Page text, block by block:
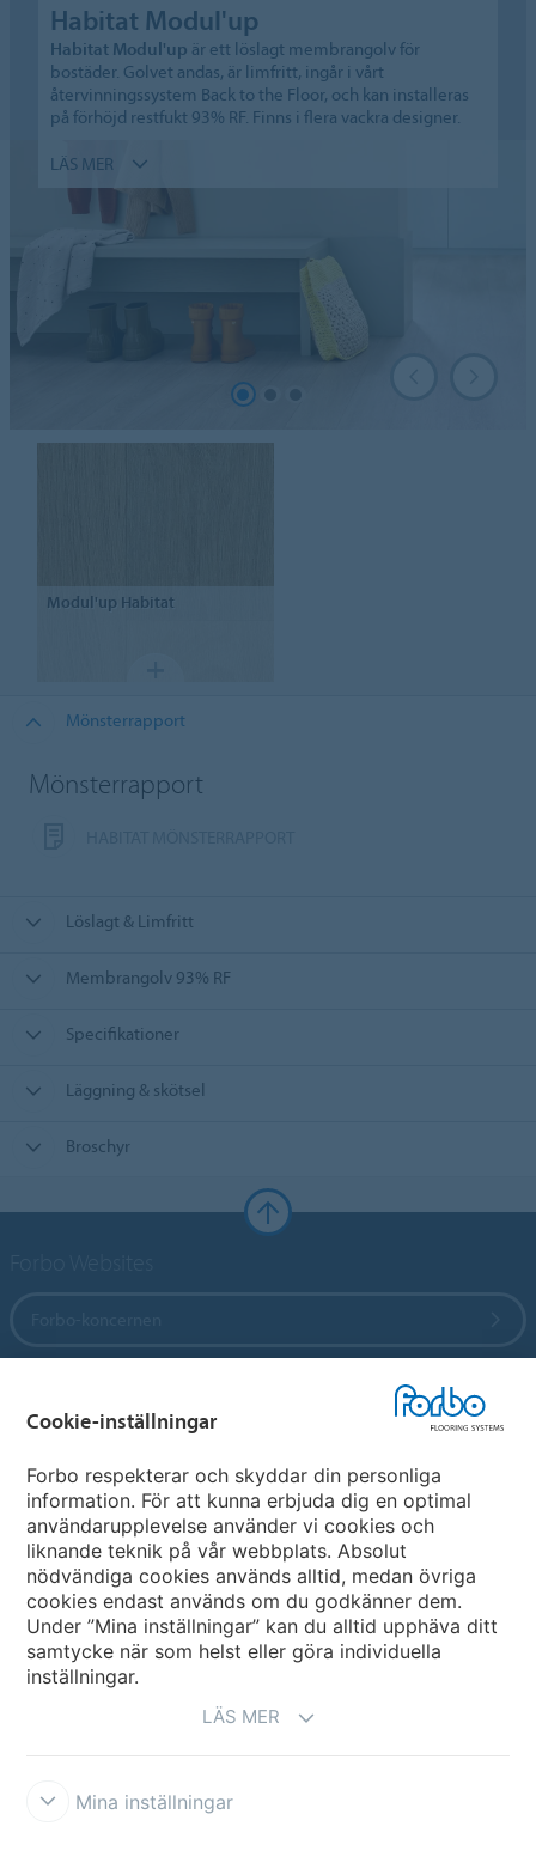
Habitat Modul'up
Habitat Modul'up är ett löslagt membrangolv för
bostäder. Golvet andas, är limfritt, ingår i vårt
återvinningssystem Back to the Floor, och kan installeras
på förhöjd restfukt 93% RF. Finns i flera vackra designer.
LÄS MER
Modul'upHabitat
Mönsterrapport
Mönsterrapport
Löslagt & Limfritt
Membrangolv 93% RF
Specifikationer
Läggning & skötsel
Broschyr
Välj land
Välj ditt land
Cookie-inställningar
Forbo respekterar och skyddar din personliga
information. För att kunna erbjuda dig en optimal
användarupplevelse använder vi cookies och
liknande teknik på vår webbplats. Absolut
nödvändiga cookies används alltid, medan övriga
cookies endast används om du godkänner dem.
Under ”Mina inställningar” kan du alltid upphäva ditt
samtycke när som helst eller göra individuella
inställningar.
LÄS MER
Mina inställningar